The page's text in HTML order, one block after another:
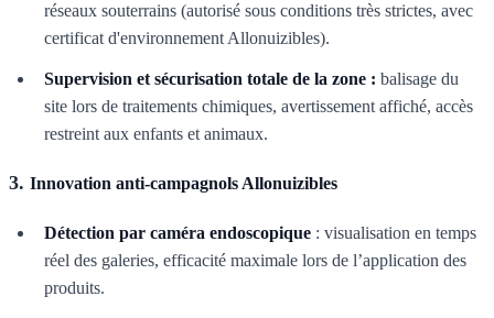
réseaux souterrains (autorisé sous conditions très strictes, avec
certificat d'environnement Allonuizibles).
Supervision et sécurisation totale de la zone : balisage du
site lors de traitements chimiques, avertissement affiché, accès
restreint aux enfants et animaux.
3. Innovation anti-campagnols Allonuizibles
Détection par caméra endoscopique : visualisation en temps
réel des galeries, efficacité maximale lors de l’application des
produits.